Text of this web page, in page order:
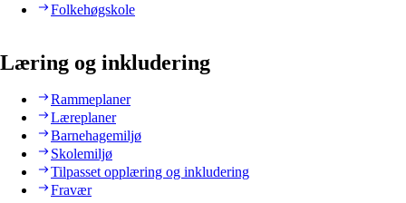
Folkehøgskole
Læring og inkludering
Rammeplaner
Læreplaner
Barnehagemiljø
Skolemiljø
Tilpasset opplæring og inkludering
Fravær